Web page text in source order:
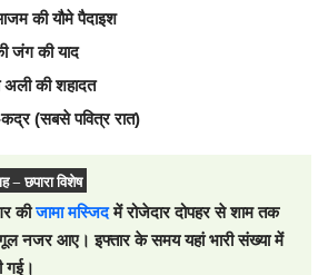
की यौमे पैदाइश
जंग की याद
अली की शहादत
(सबसे पवित्र रात)
–छपारा विशेष
कीजामा मस्जिदमें रोजेदार दोपहर से शाम तक
नजर आए। इफ्तार के समय यहां भारी संख्या में
गई।